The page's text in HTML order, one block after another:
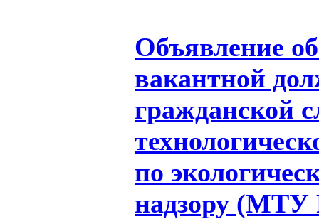
Объявление
вакантной
гражданской
по
надзору (МТУ